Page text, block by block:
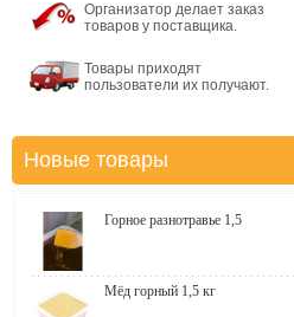
Организатор делает заказ
товаров у поставщика.
Товары приходят
пользователи их получают.
Новые товары
Горное разнотравье 1,5
Мёд горный 1,5 кг